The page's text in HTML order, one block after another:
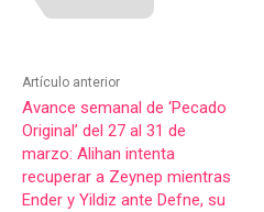
Artículo anterior
Avance semanal de ‘Pecado
Original’ del 27 al 31 de
marzo: Alihan intenta
recuperar a Zeynep mientras
Ender y Yildiz ante Defne, su